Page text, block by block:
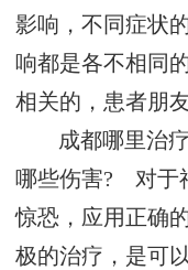
影响，不同症状
响都是各不相同
相关的，患者朋
成都哪里治
哪些伤害? 对于
惊恐，应用正确
极的治疗，是可